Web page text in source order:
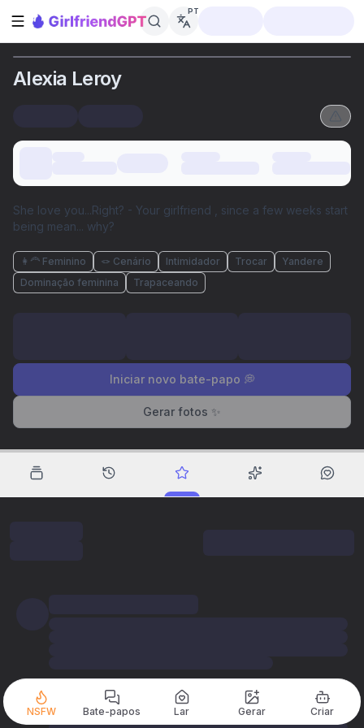
Abrir barra lateral
PT
Alexia Leroy
She love you...Right? - Your girlfriend , since a few weeks start
being mean... why?
👩‍🦰 Feminino 🪢 Cenário Intimidador Trocar
Yandere
Dominação feminina
Trapaceando
Iniciar novo bate-papo 💭
Gerar fotos ✨
NSFW Bate-papos Lar Gerar Criar